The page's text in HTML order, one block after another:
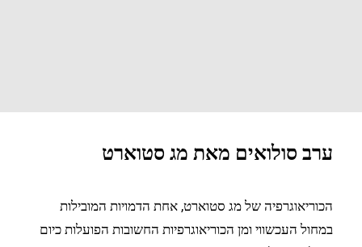
ערב סולואים מאת מג סטוארט
הכוריאוגרפיה של מג סטוארט, אחת הדמויות המובילות
במחול העכשווי ומן הכוריאוגרפיות החשובות הפועלות כיום